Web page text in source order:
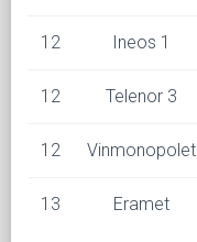
12 Ineos 1
12 Telenor 3
12 Vinmonopolet
13 Eramet